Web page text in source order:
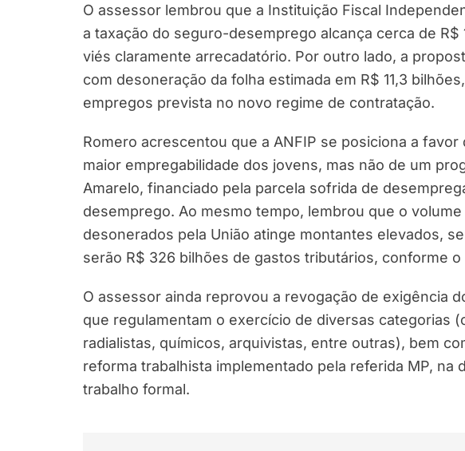
O assessor lembrou que a Instituição Fiscal
a taxação do seguro-desemprego alcança cerca de R$
viés claramente arrecadatório. Por outro lado, a
com desoneração da folha estimada em R$ 11,3
empregos prevista no novo regime de contratação.
Romero acrescentou que a ANFIP se posiciona a
maior empregabilidade dos jovens, mas não de um
Amarelo, financiado pela parcela sofrida de
desemprego. Ao mesmo tempo, lembrou que o
desonerados pela União atinge montantes elevados,
serão R$ 326 bilhões de gastos tributários, conforme o
O assessor ainda reprovou a revogação de exigência
que regulamentam o exercício de diversas categorias
radialistas, químicos, arquivistas, entre outras), bem
reforma trabalhista implementado pela referida MP, na
trabalho formal.